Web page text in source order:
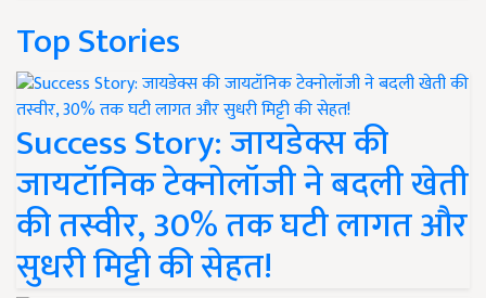
Top Stories
Success Story: जायडेक्स की
जायटॉनिक टेक्नोलॉजी ने बदली खेती
की तस्वीर, 30% तक घटी लागत और
सुधरी मिट्टी की सेहत!